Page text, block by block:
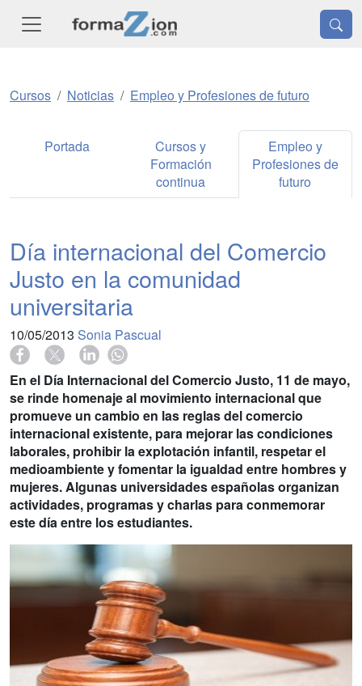
Cursos Noticias Empleo y Profesiones de futuro
Portada
Cursos y
Formación
continua
Empleo y
Profesiones de
futuro
Día internacional del Comercio
Justo en la comunidad
universitaria
10/05/2013 Sonia Pascual
En el Día Internacional del Comercio Justo, 11 de mayo,
se rinde homenaje al movimiento internacional que
promueve un cambio en las reglas del comercio
internacional existente, para mejorar las condiciones
laborales, prohibir la explotación infantil, respetar el
medioambiente y fomentar la igualdad entre hombres y
mujeres. Algunas universidades españolas organizan
actividades, programas y charlas para conmemorar
este día entre los estudiantes.